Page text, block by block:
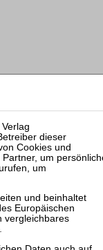
bis zur